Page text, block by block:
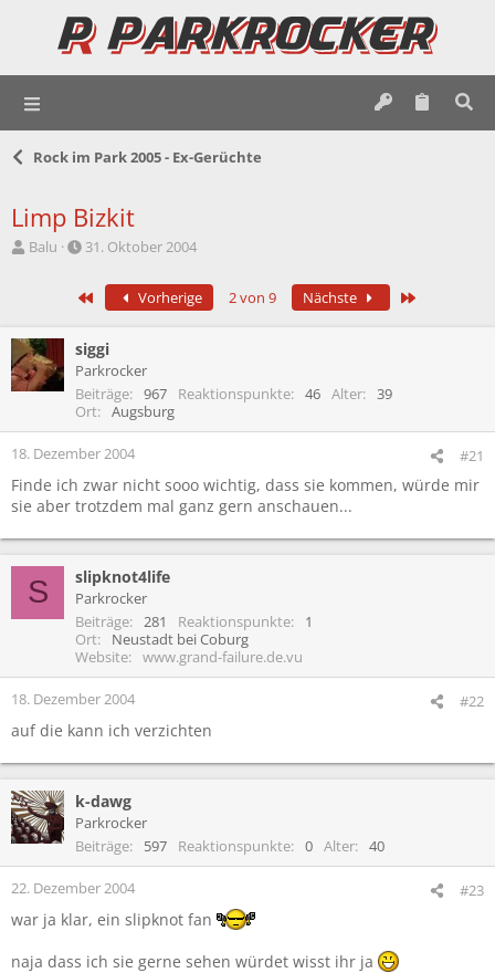
Rock im Park 2005 - Ex-Gerüchte
Limp Bizkit
E
l
l
e
Balu
E
t
l
l
a
31. Oktober 2004
Erste Vorherige 2 von 9 Nächste
siggi
Parkrocker
Beiträge
967 Reaktionspunkte 46 Alter
39
Ort
Augsburg
18. Dezember 2004 #21
Finde ich zwar nicht sooo wichtig, dass sie kommen, würde mir
sie aber trotzdem mal ganz gern anschauen...
S slipknot4life
Parkrocker
Beiträge
281 Reaktionspunkte
1
Ort
Neustadt bei Coburg
Website
www.grand-failure.de.vu
18. Dezember 2004 #22
auf die kann ich verzichten
k-dawg
Parkrocker
Beiträge
597 Reaktionspunkte 0 Alter 40
22. Dezember 2004 #23
war ja klar, ein slipknot fan
naja dass ich sie gerne sehen würdet wisst ihr ja